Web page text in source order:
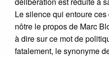
Le silence qui entoure
nôtre le propos de Marc
à dire sur ce mot de
fatalement, le synonyme